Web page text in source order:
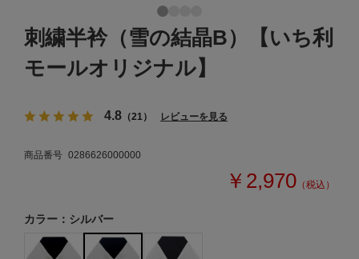
刺繍半衿（雪の結晶B）【いち利
モールオリジナル】
4.8 （21） レビューを見る
商品番号 0286626000000
￥2,970 （税込）
カラー：シルバー